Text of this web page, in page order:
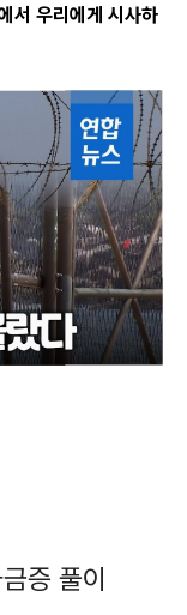
서 우리에게 시사하
증 풀이